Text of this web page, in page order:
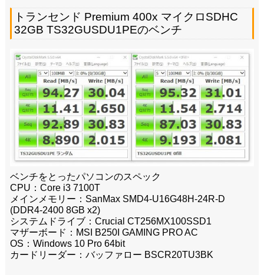
トランセンド Premium 400x マイクロSDHC
32GB TS32GUSDU1PEのベンチ
ベンチをとったパソコンのスペック
CPU：Core i3 7100T
メインメモリー：SanMax SMD4-U16G48H-24R-D
(DDR4-2400 8GB x2)
システムドライブ：Crucial CT256MX100SSD1
マザーボード：MSI B250I GAMING PRO AC
OS：Windows 10 Pro 64bit
カードリーダー：バッファロー BSCR20TU3BK